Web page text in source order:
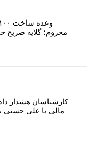
محروم؛ گلایه صریح
کارشناسان هشدار
مالی با علی حسنی